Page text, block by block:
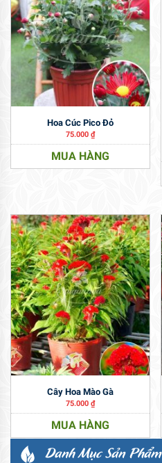
Hoa Cúc Pico Đỏ
75.000 ₫
MUA HÀNG
Cây Hoa Mào Gà
75.000 ₫
MUA HÀNG
Danh Mục Sản Phẩm